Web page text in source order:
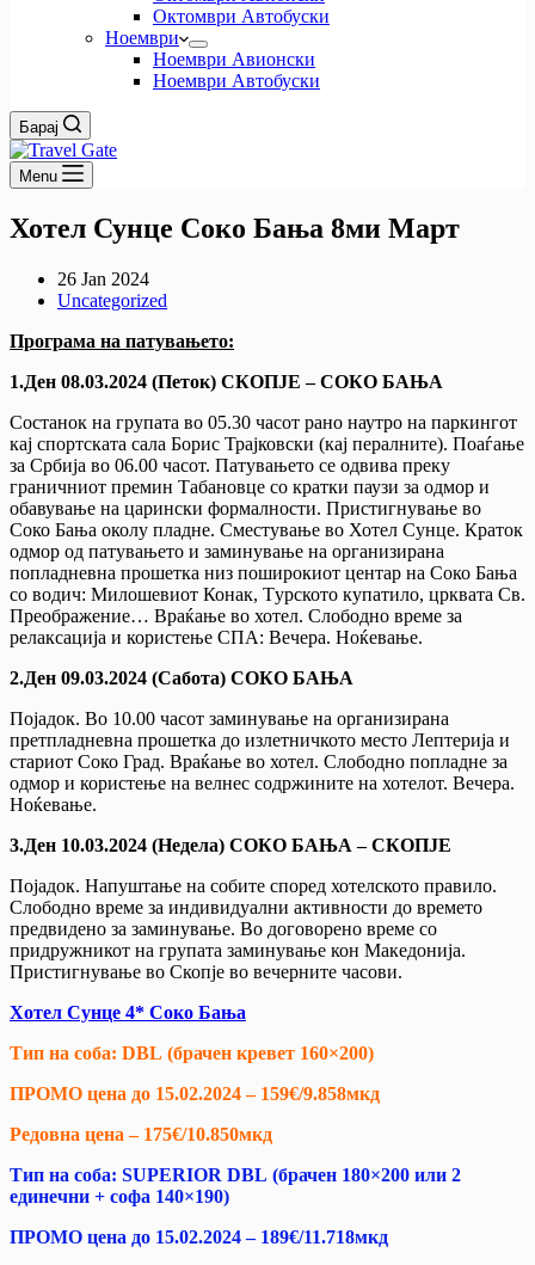
Октомври Автобуски
Ноември
Ноември Авионски
Ноември Автобуски
Барај
Menu
Хотел Сунце Соко Бања 8ми Март
26 Jan 2024
Uncategorized
Програма на патувањето:
1.Ден 08.03.2024 (Петок) СКОПЈЕ – СОКО БАЊА
Состанок на групата во 05.30 часот рано наутро на паркингот
кај спортската сала Борис Трајковски (кај пералните). Поаѓање
за Србија во 06.00 часот. Патувањето се одвива преку
граничниот премин Табановце со кратки паузи за одмор и
обавување на царински формалности. Пристигнување во
Соко Бања околу пладне. Сместување во Хотел Сунце. Краток
одмор од патувањето и заминување на организирана
попладневна прошетка низ поширокиот центар на Соко Бања
со водич: Mилошевиот Конак, Tурското купатило, црквата Св.
Преображение… Враќање во хотел. Слободно време за
релаксација и користење СПА: Вечера. Ноќевање.
2.Ден 09.03.2024 (Сабота) СОКО БАЊА
Појадок. Во 10.00 часот заминување на организирана
претпладневна прошетка до излетничкото место Лептерија и
стариот Соко Град. Враќање во хотел. Слободно попладне за
одмор и користење на велнес содржините на хотелот. Вечера.
Ноќевање.
3.Ден 10.03.2024 (Недела) СОКО БАЊА – СКОПЈЕ
Појадок. Напуштање на собите според хотелското правило.
Слободно време за индивидуални активности до времето
предвидено за заминување. Во договорено време со
придружникот на групата заминување кон Македонија.
Пристигнување во Скопје во вечерните часови.
Хотел Сунце 4* Соко Бања
Тип на соба: DBL (брачен кревет 160×200)
ПРОМО цена до 15.02.2024 – 159€/9.858мкд
Редовна цена – 175€/10.850мкд
Тип на соба: SUPERIOR DBL (брачен 180×200 или 2
единечни + софа 140×190)
ПРОМО цена до 15.02.2024 – 189€/11.718мкд